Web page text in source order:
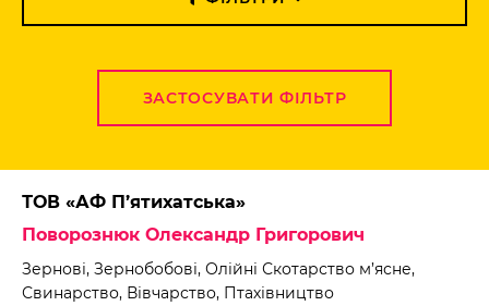
ЗАСТОСУВАТИ ФІЛЬТР
ТОВ «АФ П’ятихатська»
Поворознюк Олександр Григорович
Зернові, Зернобобові, Олійні Скотарство м’ясне,
Свинарство, Вівчарство, Птахівництво